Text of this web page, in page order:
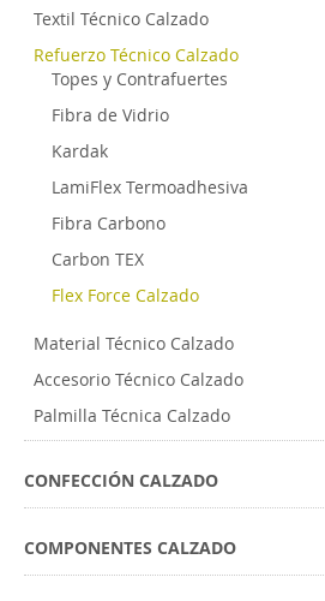
Textil Técnico Calzado
Refuerzo Técnico Calzado
Topes y Contrafuertes
Fibra de Vidrio
Kardak
LamiFlex Termoadhesiva
Fibra Carbono
Carbon TEX
Flex Force Calzado
Material Técnico Calzado
Accesorio Técnico Calzado
Palmilla Técnica Calzado
CONFECCIÓN CALZADO
COMPONENTES CALZADO